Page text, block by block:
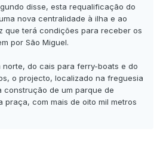
disse, esta requalificação do
nova centralidade à ilha e ao
que terá condições para receber os
por São Miguel.
norte, do cais para ferry-boats e do
o projecto, localizado na freguesia
construção de um parque de
praça, com mais de oito mil metros